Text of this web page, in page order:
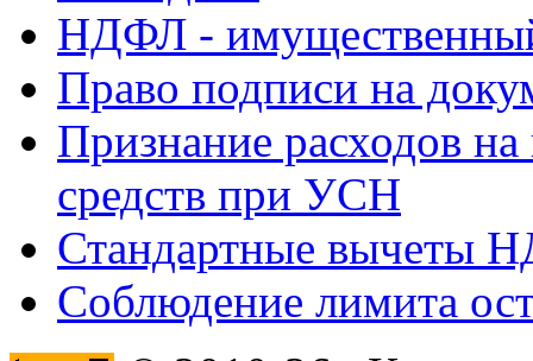
НДФЛ -
Право подписи на
Признание расходов
средств при УСН
Стандартные вычеты
Соблюдение лимита